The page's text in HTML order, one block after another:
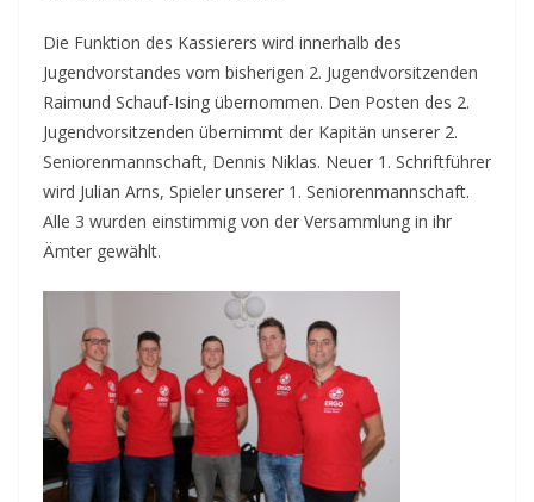
Die Funktion des Kassierers wird innerhalb des
Jugendvorstandes vom bisherigen 2. Jugendvorsitzenden
Raimund Schauf-Ising übernommen. Den Posten des 2.
Jugendvorsitzenden übernimmt der Kapitän unserer 2.
Seniorenmannschaft, Dennis Niklas. Neuer 1. Schriftführer
wird Julian Arns, Spieler unserer 1. Seniorenmannschaft.
Alle 3 wurden einstimmig von der Versammlung in ihr
Ämter gewählt.